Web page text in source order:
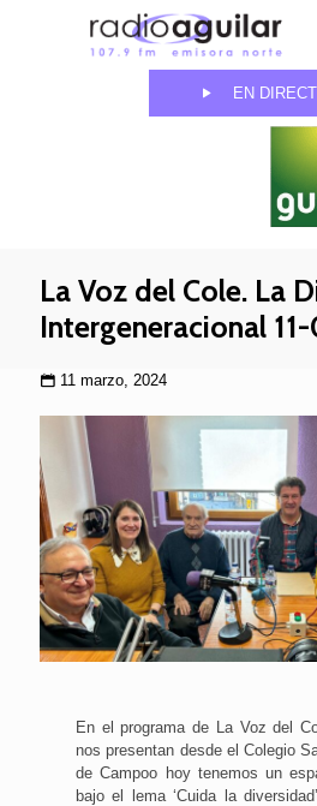
EN
La Voz del Cole. La
Intergeneracional
11 marzo, 2024
En el programa de La Voz del
nos presentan desde el Colegio
de Campoo hoy tenemos un
bajo el lema ‘Cuida la